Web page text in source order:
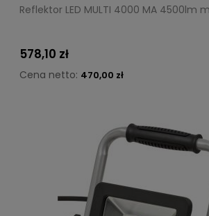
Reflektor LED MULTI 4000 MA 4500lm
578,10 zł
Cena netto: 470,00 zł